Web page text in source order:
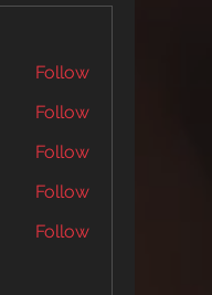
Follow
Follow
Follow
Follow
Follow